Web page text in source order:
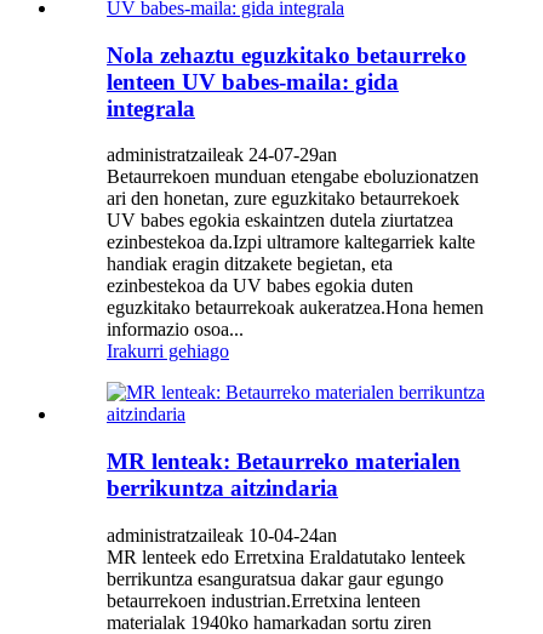
Nola zehaztu eguzkitako betaurreko
lenteen UV babes-maila: gida
integrala
administratzaileak 24-07-29an
Betaurrekoen munduan etengabe eboluzionatzen
ari den honetan, zure eguzkitako betaurrekoek
UV babes egokia eskaintzen dutela ziurtatzea
ezinbestekoa da.Izpi ultramore kaltegarriek kalte
handiak eragin ditzakete begietan, eta
ezinbestekoa da UV babes egokia duten
eguzkitako betaurrekoak aukeratzea.Hona hemen
informazio osoa...
Irakurri gehiago
MR lenteak: Betaurreko materialen
berrikuntza aitzindaria
administratzaileak 10-04-24an
MR lenteek edo Erretxina Eraldatutako lenteek
berrikuntza esanguratsua dakar gaur egungo
betaurrekoen industrian.Erretxina lenteen
materialak 1940ko hamarkadan sortu ziren